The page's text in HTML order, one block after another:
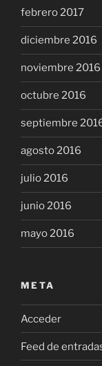
febrero 2017
diciembre 2016
noviembre 2016
octubre 2016
septiembre
agosto 2016
julio 2016
junio 2016
mayo 2016
META
Acceder
Feed de